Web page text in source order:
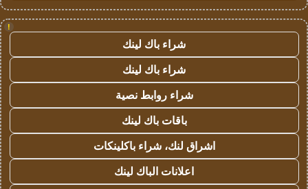
!
شراء باك لينك
شراء باك لينك
شراء روابط نصية
باقات باك لينك
اشراق لنك، شراء باكلينكات
اعلانات الباك لينك